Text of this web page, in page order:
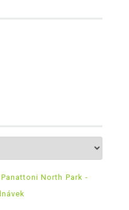
North Park -